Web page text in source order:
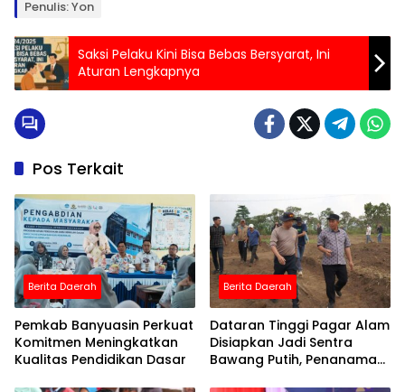
Penulis: Yon
Saksi Pelaku Kini Bisa Bebas Bersyarat, Ini
Aturan Lengkapnya
Pos Terkait
Berita Daerah
Pemkab Banyuasin Perkuat
Komitmen Meningkatkan
Kualitas Pendidikan Dasar
Berita Daerah
Dataran Tinggi Pagar Alam
Disiapkan Jadi Sentra
Bawang Putih, Penanaman